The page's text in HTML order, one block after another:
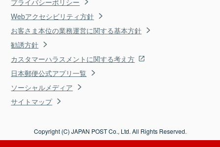
Webアクセシビリティ方針
お客さま本位の業務運営に関する基本方針
勧誘方針
カスタマーハラスメントに関する考え方
日本郵便公式アプリ一覧
ソーシャルメディア
サイトマップ
Copyright (C) JAPAN POST Co., Ltd. All Rights Reserved.